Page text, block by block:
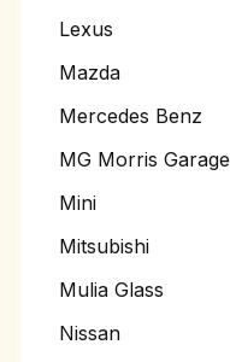
Lexus
Mazda
Mercedes Benz
MG Morris Garage
Mini
Mitsubishi
Mulia Glass
Nissan